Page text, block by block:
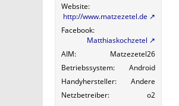
Website
http://www.matzezetel.de
Facebook
Matthiaskochzetel
AIM
Matzezetel26
Betriebssystem
Android
Handyhersteller
Andere
Netzbetreiber
o2